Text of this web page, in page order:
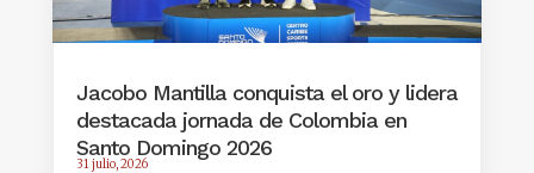
Jacobo Mantilla conquista el oro y lidera
destacada jornada de Colombia en
Santo Domingo 2026
31 julio, 2026